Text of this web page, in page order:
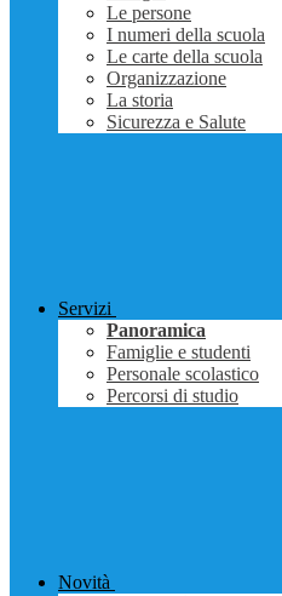
Le persone
I numeri della scuola
Le carte della scuola
Organizzazione
La storia
Sicurezza e Salute
Servizi
Panoramica
Famiglie e studenti
Personale scolastico
Percorsi di studio
Novità